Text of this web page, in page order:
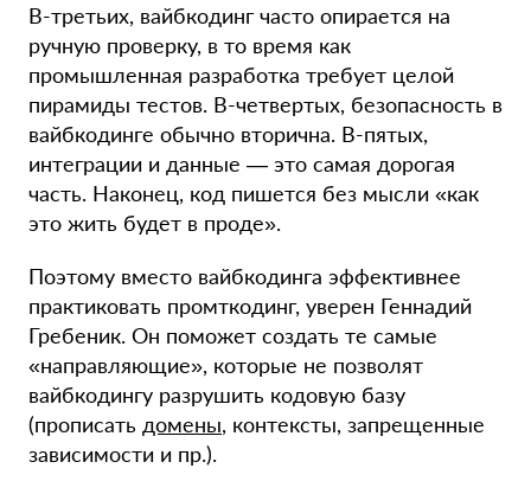
В-третьих, вайбкодинг часто опирается на
ручную проверку, в то время как
промышленная разработка требует целой
пирамиды тестов. В-четвертых, безопасность в
вайбкодинге обычно вторична. В-пятых,
интеграции и данные — это самая дорогая
часть. Наконец, код пишется без мысли «как
это жить будет в проде».
Поэтому вместо вайбкодинга эффективнее
практиковать промткодинг, уверен Геннадий
Гребеник. Он поможет создать те самые
«направляющие», которые не позволят
вайбкодингу разрушить кодовую базу
(прописать домены, контексты, запрещенные
зависимости и пр.).